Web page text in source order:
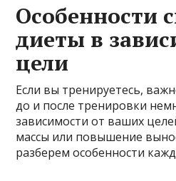
Особенности
диеты в
цели
Если вы тренируетесь,
до и после тренировки
зависимости от ваших
массы или повышение
разберем особенности